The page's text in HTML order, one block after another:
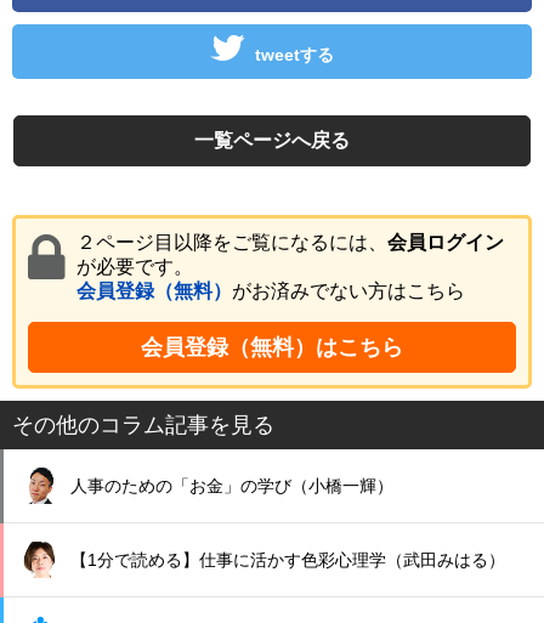
tweetする
一覧ページへ戻る
２ページ目以降をご覧になるには、 会員ログイン
が必要です。
会員登録（無料） がお済みでない方はこちら
会員登録（無料）はこちら
その他のコラム記事を見る
人事のための「お金」の学び（小橋一輝）
【1分で読める】仕事に活かす色彩心理学（武田みはる）